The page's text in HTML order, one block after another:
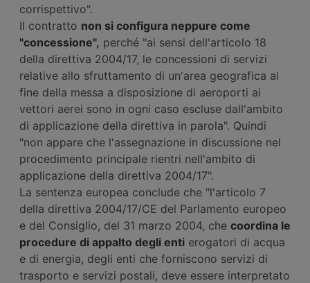
corrispettivo".
Il contratto non si configura neppure come
"concessione", perché "ai sensi dell'articolo 18
della direttiva 2004/17, le concessioni di servizi
relative allo sfruttamento di un'area geografica al
fine della messa a disposizione di aeroporti ai
vettori aerei sono in ogni caso escluse dall'ambito
di applicazione della direttiva in parola". Quindi
"non appare che l'assegnazione in discussione nel
procedimento principale rientri nell'ambito di
applicazione della direttiva 2004/17".
La sentenza europea conclude che "l'articolo 7
della direttiva 2004/17/CE del Parlamento europeo
e del Consiglio, del 31 marzo 2004, che coordina le
procedure di appalto degli enti erogatori di acqua
e di energia, degli enti che forniscono servizi di
trasporto e servizi postali, deve essere interpretato